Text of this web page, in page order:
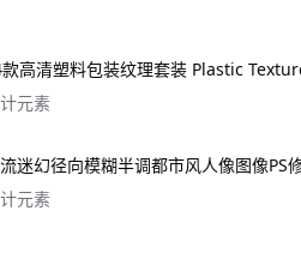
高清塑料包装纹理套装 Plastic
元素
元素